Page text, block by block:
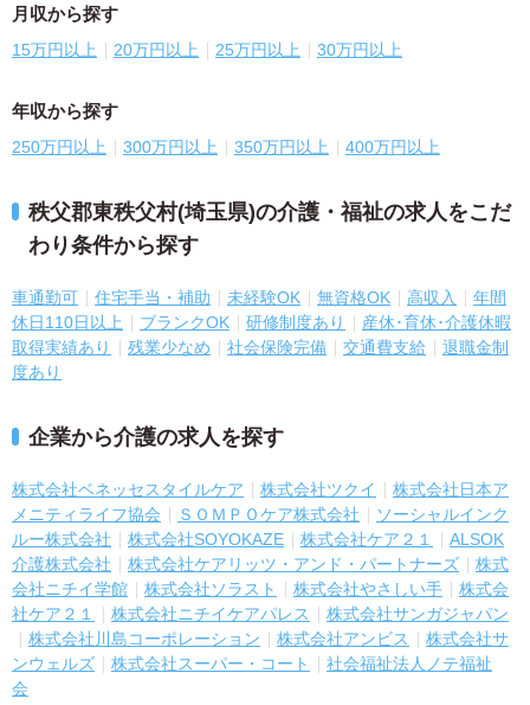
月収から探す
15万円以上 20万円以上 25万円以上 30万円以上
年収から探す
250万円以上 300万円以上 350万円以上 400万円以上
秩父郡東秩父村(埼玉県)の介護・福祉の求人をこだ
わり条件から探す
車通勤可 住宅手当・補助 未経験OK 無資格OK 高収入
年間
休日110日以上
ブランクOK 研修制度あり
産休･育休･介護休暇
取得実績あり
残業少なめ 社会保険完備 交通費支給
退職金制
度あり
企業から介護の求人を探す
株式会社ベネッセスタイルケア 株式会社ツクイ
株式会社日本ア
メニティライフ協会
ＳＯＭＰＯケア株式会社
ソーシャルインク
ルー株式会社
株式会社SOYOKAZE 株式会社ケア２１
ALSOK
介護株式会社
株式会社ケアリッツ・アンド・パートナーズ
株式
会社ニチイ学館
株式会社ソラスト 株式会社やさしい手
株式会
社ケア２１
株式会社ニチイケアパレス
株式会社サンガジャパン
株式会社川島コーポレーション
株式会社アンビス
株式会社サ
ンウェルズ
株式会社スーパー・コート
社会福祉法人ノテ福祉
会